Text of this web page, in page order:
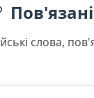
слова,